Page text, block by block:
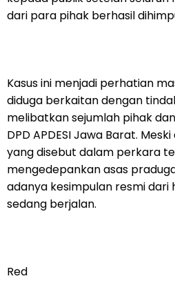
dari para pihak berhasil
Kasus ini menjadi perhatian
diduga berkaitan dengan
melibatkan sejumlah pihak
DPD APDESI Jawa Barat.
yang disebut dalam perkara
mengedepankan asas
adanya kesimpulan resmi dari
sedang berjalan.
Red